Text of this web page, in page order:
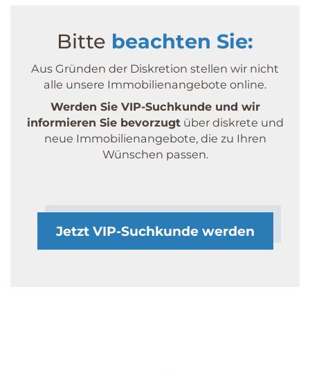
Bitte beachten Sie:
Aus Gründen der Diskretion stellen wir nicht
alle unsere Immobilien­angebote online.
Werden Sie VIP-Suchkunde und wir
informieren Sie bevorzugtüber diskrete und
neue Immobilien­angebote, die zu Ihren
Wünschen passen.
Jetzt VIP-Suchkunde werden